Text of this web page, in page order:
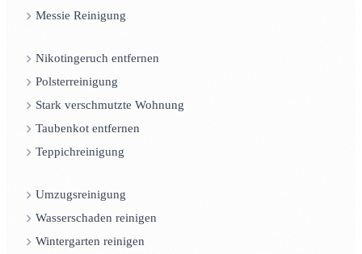
Messie Reinigung
Nikotingeruch entfernen
Polsterreinigung
Stark verschmutzte Wohnung
Taubenkot entfernen
Teppichreinigung
Umzugsreinigung
Wasserschaden reinigen
Wintergarten reinigen